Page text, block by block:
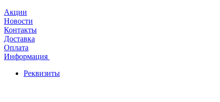
Акции
Новости
Контакты
Доставка
Оплата
Информация
Реквизиты